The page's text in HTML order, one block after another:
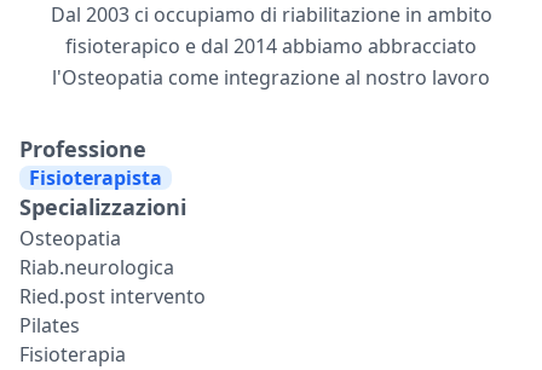
Dal 2003 ci occupiamo di riabilitazione in ambito
fisioterapico e dal 2014 abbiamo abbracciato
l'Osteopatia come integrazione al nostro lavoro
Professione
Fisioterapista
Specializzazioni
Osteopatia
Riab.neurologica
Ried.post intervento
Pilates
Fisioterapia